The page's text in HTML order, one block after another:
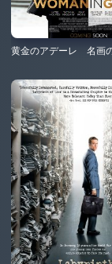
黄金のアデーレ 名画